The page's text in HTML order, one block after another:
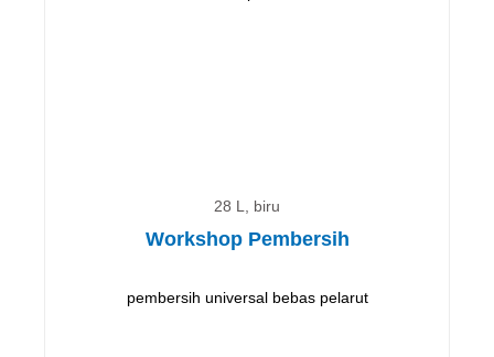
28 L, biru
Workshop Pembersih
pembersih universal bebas pelarut